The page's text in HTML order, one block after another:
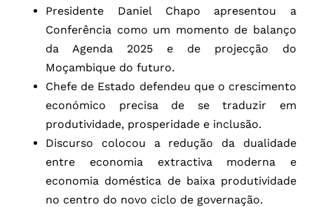
Presidente Daniel Chapo apresentou a
Conferência como um momento de balanço
da Agenda 2025 e de projecção do
Moçambique do futuro.
Chefe de Estado defendeu que o crescimento
económico precisa de se traduzir em
produtividade, prosperidade e inclusão.
Discurso colocou a redução da dualidade
entre economia extractiva moderna e
economia doméstica de baixa produtividade
no centro do novo ciclo de governação.